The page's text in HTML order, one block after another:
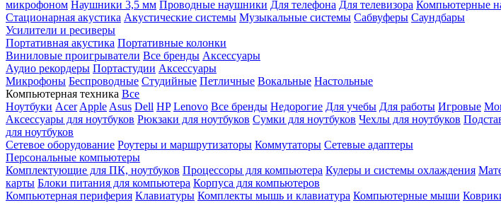
микрофоном Наушники 3,5 мм Проводные наушники Для телефона Для телевизора Компьютерные
Стационарная акустика Акустические системы Музыкальные системы Сабвуферы Саундбары
Усилители и ресиверы
Портативная акустика Портативные колонки
Виниловые проигрыватели Все бренды Аксессуары
Аудио рекордеры Портастудии Аксессуары
Микрофоны Беспроводные Студийные Петличные Вокальные Настольные
Компьютерная техника Все
Ноутбуки Acer Apple Asus Dell HP Lenovo Все бренды Недорогие Для учебы Для работы Игровые
Аксессуары для ноутбуков Рюкзаки для ноутбуков Сумки для ноутбуков Чехлы для ноутбуков
для ноутбуков
Сетевое оборудование Роутеры и маршрутизаторы Коммутаторы Сетевые адаптеры
Персональные компьютеры
Комплектующие для ПК, ноутбуков Процессоры для компьютера Кулеры и системы охлаждения
карты Блоки питания для компьютера Корпуса для компьютеров
Компьютерная периферия Клавиатуры Комплекты мышь и клавиатура Компьютерные мыши